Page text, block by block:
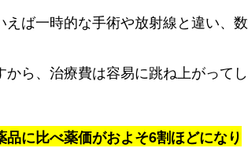
ば一時的な手術や放射線と違い、数
ら、治療費は容易に跳ね上がってし
に比べ薬価がおよそ6割ほどになり